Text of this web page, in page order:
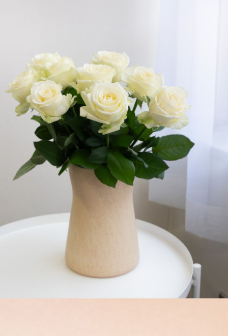
写真と同じものが届く？
商品ページに掲載している写真は、実際にお届けする商
品を撮影したものです。お花は生き物なので、どうして
も色味やサイズ・咲き方に個体差はありますが、できる
だけ写真のイメージに近いものをお届けできるように人
の目でチェックをしています。
よくある質問